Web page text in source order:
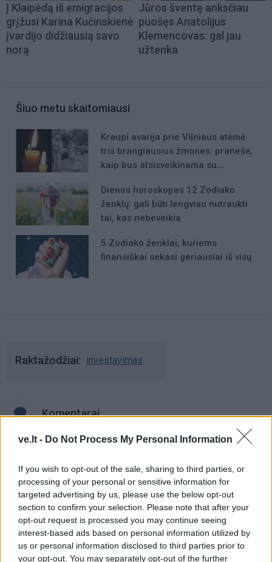
ve.lt - Do Not Process My Personal Information
If you wish to opt-out of the sale, sharing to third parties, or
processing of your personal or sensitive information for
targeted advertising by us, please use the below opt-out
section to confirm your selection. Please note that after your
opt-out request is processed you may continue seeing
interest-based ads based on personal information utilized by
us or personal information disclosed to third parties prior to
your opt-out. You may separately opt-out of the further
Į Klaipėdą iš emigracijos
grįžusi Karina Kučinskienė
įvardijo didžiausią savo
norą
Jūros šventę anksčiau
puošęs Anatolijus
Klemencovas: gal jau
užtenka
Šiuo metu skaitomiausi
Kraupi avarija prie Vilniaus atėmė
tris brangiausius žmones: pranešė,
kaip bus atsisveikinama su
Dienos horoskopas 12 Zodiako
ženklų: gali būti lengviau nutraukti
tai, kas nebeveikia
5 Zodiako ženklai, kuriems
finansiškai sekasi geriausiai iš visų
Raktažodžiai investavimas
Komentarai
Jūsų vardas
Komentaras